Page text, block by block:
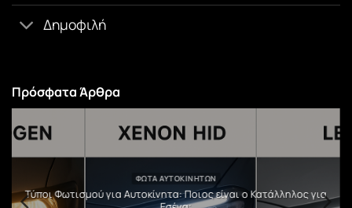
Δημοφιλή
Πρόσφατα Άρθρα
ΦΏΤΑ ΑΥΤΟΚΙΝΉΤΩΝ
Τύποι Φωτισμού για Αυτοκίνητα: Ποιος είναι ο Κατάλληλος για